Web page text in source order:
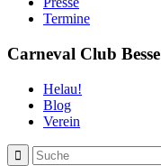
Termine
Carneval Club Besse
Helau!
Blog
Verein